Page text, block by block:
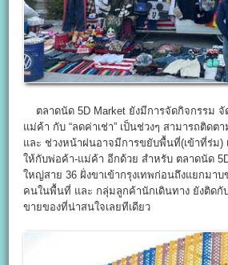
ตลาดนัด 5D Market ยังมีการจัดกิจกรรม
แม่ค้า กับ “ลดค่าเช่า” เป็นช่วงๆ สามารถติดต
และ ช่วงหน้าฝนอาจมีการขยับพื้นที่(เข้าที่ร่ม)
ให้กับพ่อค้า-แม่ค้า อีกด้วย สำหรับ ตลาดนัด
ใหญ่สาย 36 ฝั่งขาเข้ากรุงเทพก่อนถึงแยกมา
คนในพื้นที่ และ กลุ่มลูกค้านักเดินทาง ยังติดกั
ขายของที่น่าสนใจเลยทีเดียว